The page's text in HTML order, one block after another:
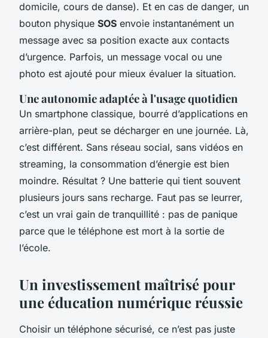
domicile, cours de danse). Et en cas de danger, un
bouton physique SOS envoie instantanément un
message avec sa position exacte aux contacts
d’urgence. Parfois, un message vocal ou une
photo est ajouté pour mieux évaluer la situation.
Une autonomie adaptée à l'usage quotidien
Un smartphone classique, bourré d’applications en
arrière-plan, peut se décharger en une journée. Là,
c’est différent. Sans réseau social, sans vidéos en
streaming, la consommation d’énergie est bien
moindre. Résultat ? Une batterie qui tient souvent
plusieurs jours sans recharge. Faut pas se leurrer,
c’est un vrai gain de tranquillité : pas de panique
parce que le téléphone est mort à la sortie de
l’école.
Un investissement maîtrisé pour
une éducation numérique réussie
Choisir un téléphone sécurisé, ce n’est pas juste